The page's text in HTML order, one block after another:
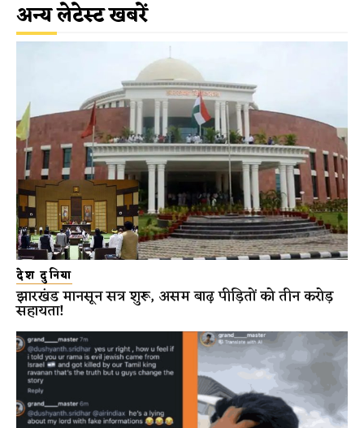
अन्य लेटेस्ट खबरें
देश दुनिया
झारखंड मानसून सत्र शुरू, असम बाढ़ पीड़ितों को तीन करोड़
सहायता!